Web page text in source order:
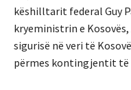
këshilltarit federal Guy
kryeministrin e
sigurisë në veri të
përmes kontingjentit të